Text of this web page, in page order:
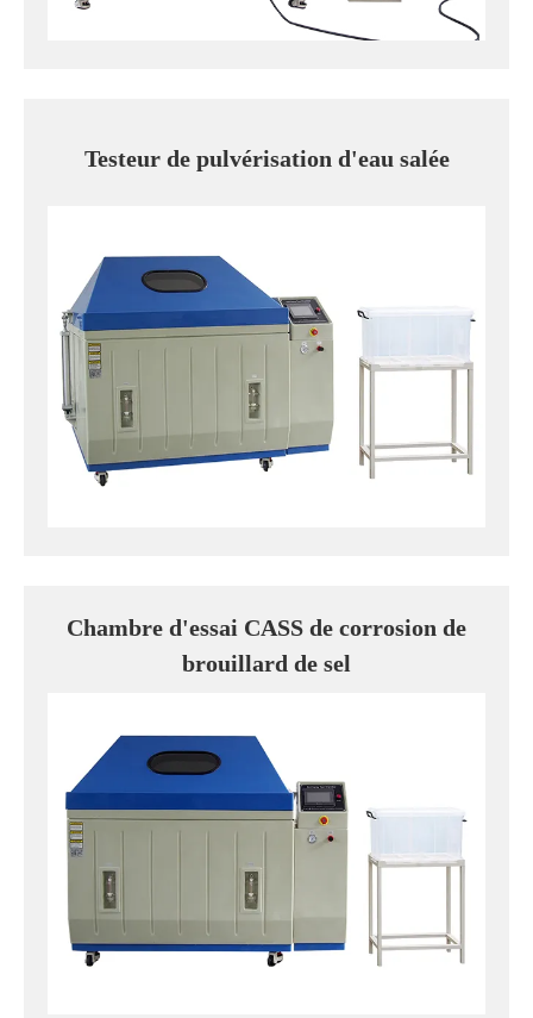
Testeur de pulvérisation d'eau salée
Chambre d'essai CASS de corrosion de
brouillard de sel